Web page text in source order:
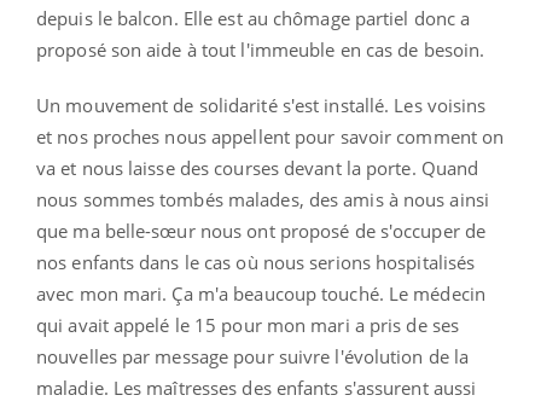
depuis le balcon. Elle est au chômage partiel donc a
proposé son aide à tout l'immeuble en cas de besoin.
Un mouvement de solidarité s'est installé. Les voisins
et nos proches nous appellent pour savoir comment on
va et nous laisse des courses devant la porte. Quand
nous sommes tombés malades, des amis à nous ainsi
que ma belle-sœur nous ont proposé de s'occuper de
nos enfants dans le cas où nous serions hospitalisés
avec mon mari. Ça m'a beaucoup touché. Le médecin
qui avait appelé le 15 pour mon mari a pris de ses
nouvelles par message pour suivre l'évolution de la
maladie. Les maîtresses des enfants s'assurent aussi